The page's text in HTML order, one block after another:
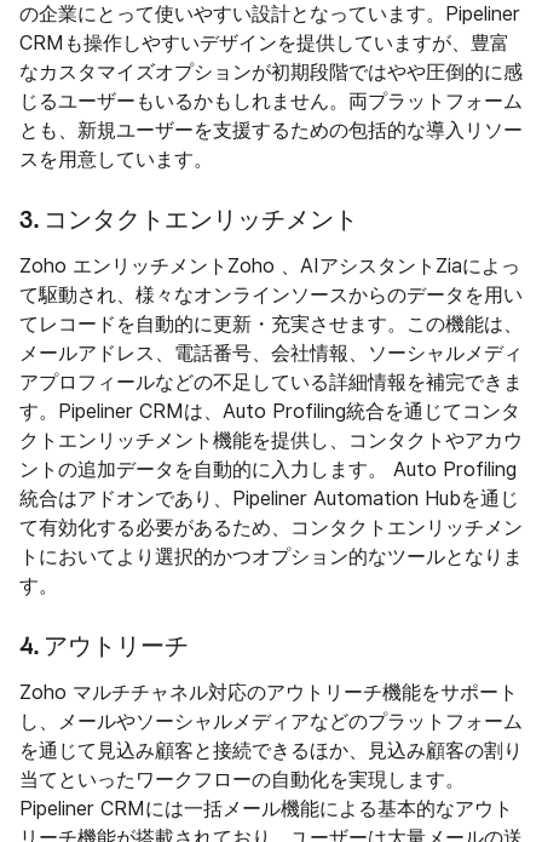
の企業にとって使いやすい設計となっています。Pipeliner
CRMも操作しやすいデザインを提供していますが、豊富
なカスタマイズオプションが初期段階ではやや圧倒的に感
じるユーザーもいるかもしれません。両プラットフォーム
とも、新規ユーザーを支援するための包括的な導入リソー
スを用意しています。
3. コンタクトエンリッチメント
Zoho エンリッチメントZoho 、AIアシスタントZiaによっ
て駆動され、様々なオンラインソースからのデータを用い
てレコードを自動的に更新・充実させます。この機能は、
メールアドレス、電話番号、会社情報、ソーシャルメディ
アプロフィールなどの不足している詳細情報を補完できま
す。Pipeliner CRMは、Auto Profiling統合を通じてコンタ
クトエンリッチメント機能を提供し、コンタクトやアカウ
ントの追加データを自動的に入力します。 Auto Profiling
統合はアドオンであり、Pipeliner Automation Hubを通じ
て有効化する必要があるため、コンタクトエンリッチメン
トにおいてより選択的かつオプション的なツールとなりま
す。
4. アウトリーチ
Zoho マルチチャネル対応のアウトリーチ機能をサポート
し、メールやソーシャルメディアなどのプラットフォーム
を通じて見込み顧客と接続できるほか、見込み顧客の割り
当てといったワークフローの自動化を実現します。
Pipeliner CRMには一括メール機能による基本的なアウト
リーチ機能が搭載されており、ユーザーは大量メールの送